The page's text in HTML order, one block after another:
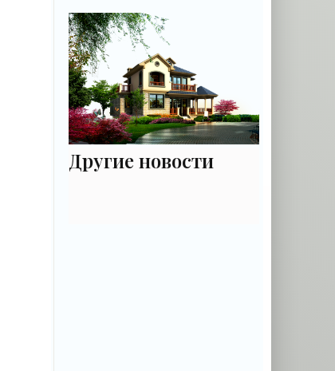
садовода - «Цветы»
Другие новости